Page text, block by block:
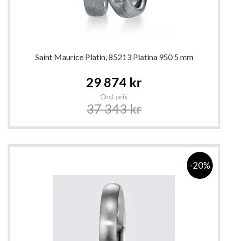
Saint Maurice Platin, 85213 Platina 950 5 mm
29 874 kr
Ord. pris
37 343 kr
-20%